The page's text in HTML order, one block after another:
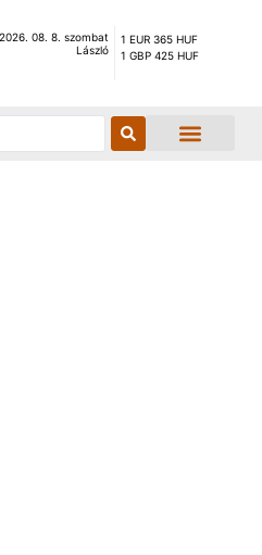
2026. 08. 8. szombat
László
1 EUR 365 HUF
1 GBP 425 HUF